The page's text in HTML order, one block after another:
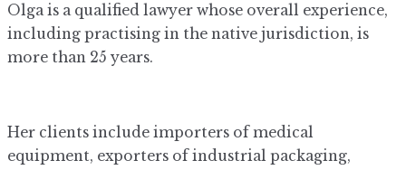
Olga is a qualified lawyer whose overall experience,
including practising in the native jurisdiction, is
more than 25 years.
Her clients include importers of medical
equipment, exporters of industrial packaging,